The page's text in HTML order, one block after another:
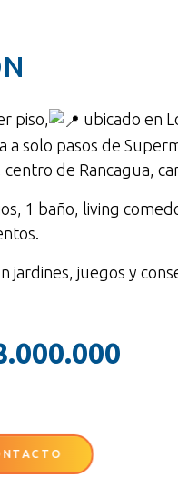
piso,
ubicado en
a solo pasos de
de Rancagua,
1 baño, living
jardines, juegos y